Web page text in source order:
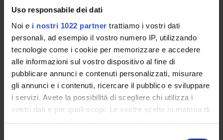
Uso responsabile dei dati
Noi e i nostri 1022 partner trattiamo i vostri dati
personali, ad esempio il vostro numero IP, utilizzando
tecnologie come i cookie per memorizzare e accedere
alle informazioni sul vostro dispositivo al fine di
pubblicare annunci e contenuti personalizzati, misurare
gli annunci e i contenuti, ricercare il pubblico e sviluppare
i servizi. Avete la possibilità di scegliere chi utilizza i
vostri dati e per quali scopi. Le vostre scelte in materia di
privacy sono applicabili solo su questa proprietà digitale
DEPARTMENT ADMINISTRATION OFFICES
STUDENT ADMINISTRATION OFFICES
DEPARTMENT FACILITIES
RESEARCH LABORATORIES
RESEARCH CENTRES